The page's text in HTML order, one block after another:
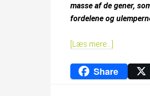
masse af de gener,
fordelene og
[Læs mere…]
Share